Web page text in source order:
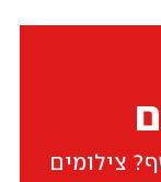
צילומים